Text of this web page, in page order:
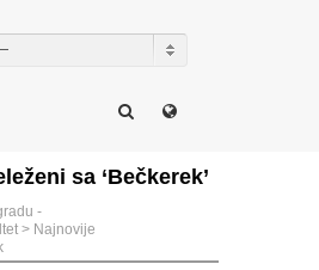
sa ‘Bečkerek’
-
> Najnovije